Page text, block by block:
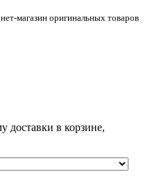
магазин оригинальных товаров
доставки в корзине,